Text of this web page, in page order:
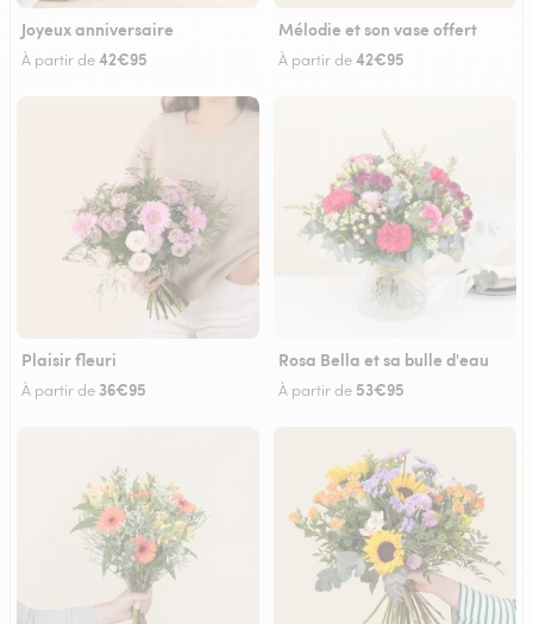
Joyeux anniversaire
À partir de42€95
Mélodie et son vase offert
À partir de42€95
Plaisir fleuri
À partir de 36€95
Rosa Bella et sa bulle d'eau
À partir de 53€95